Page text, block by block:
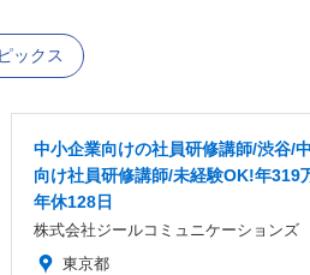
ックス
中小企業向けの社員研修講師/渋谷/
向け社員研修講師/未経験OK!年319
年休128日
株式会社ジールコミュニケーションズ
東京都